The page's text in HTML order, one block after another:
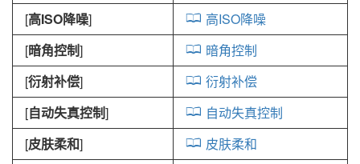
[高ISO降噪]
高ISO降噪
[暗角控制]
暗角控制
[衍射补偿]
衍射补偿
[自动失真控制]
自动失真控制
[皮肤柔和]
皮肤柔和